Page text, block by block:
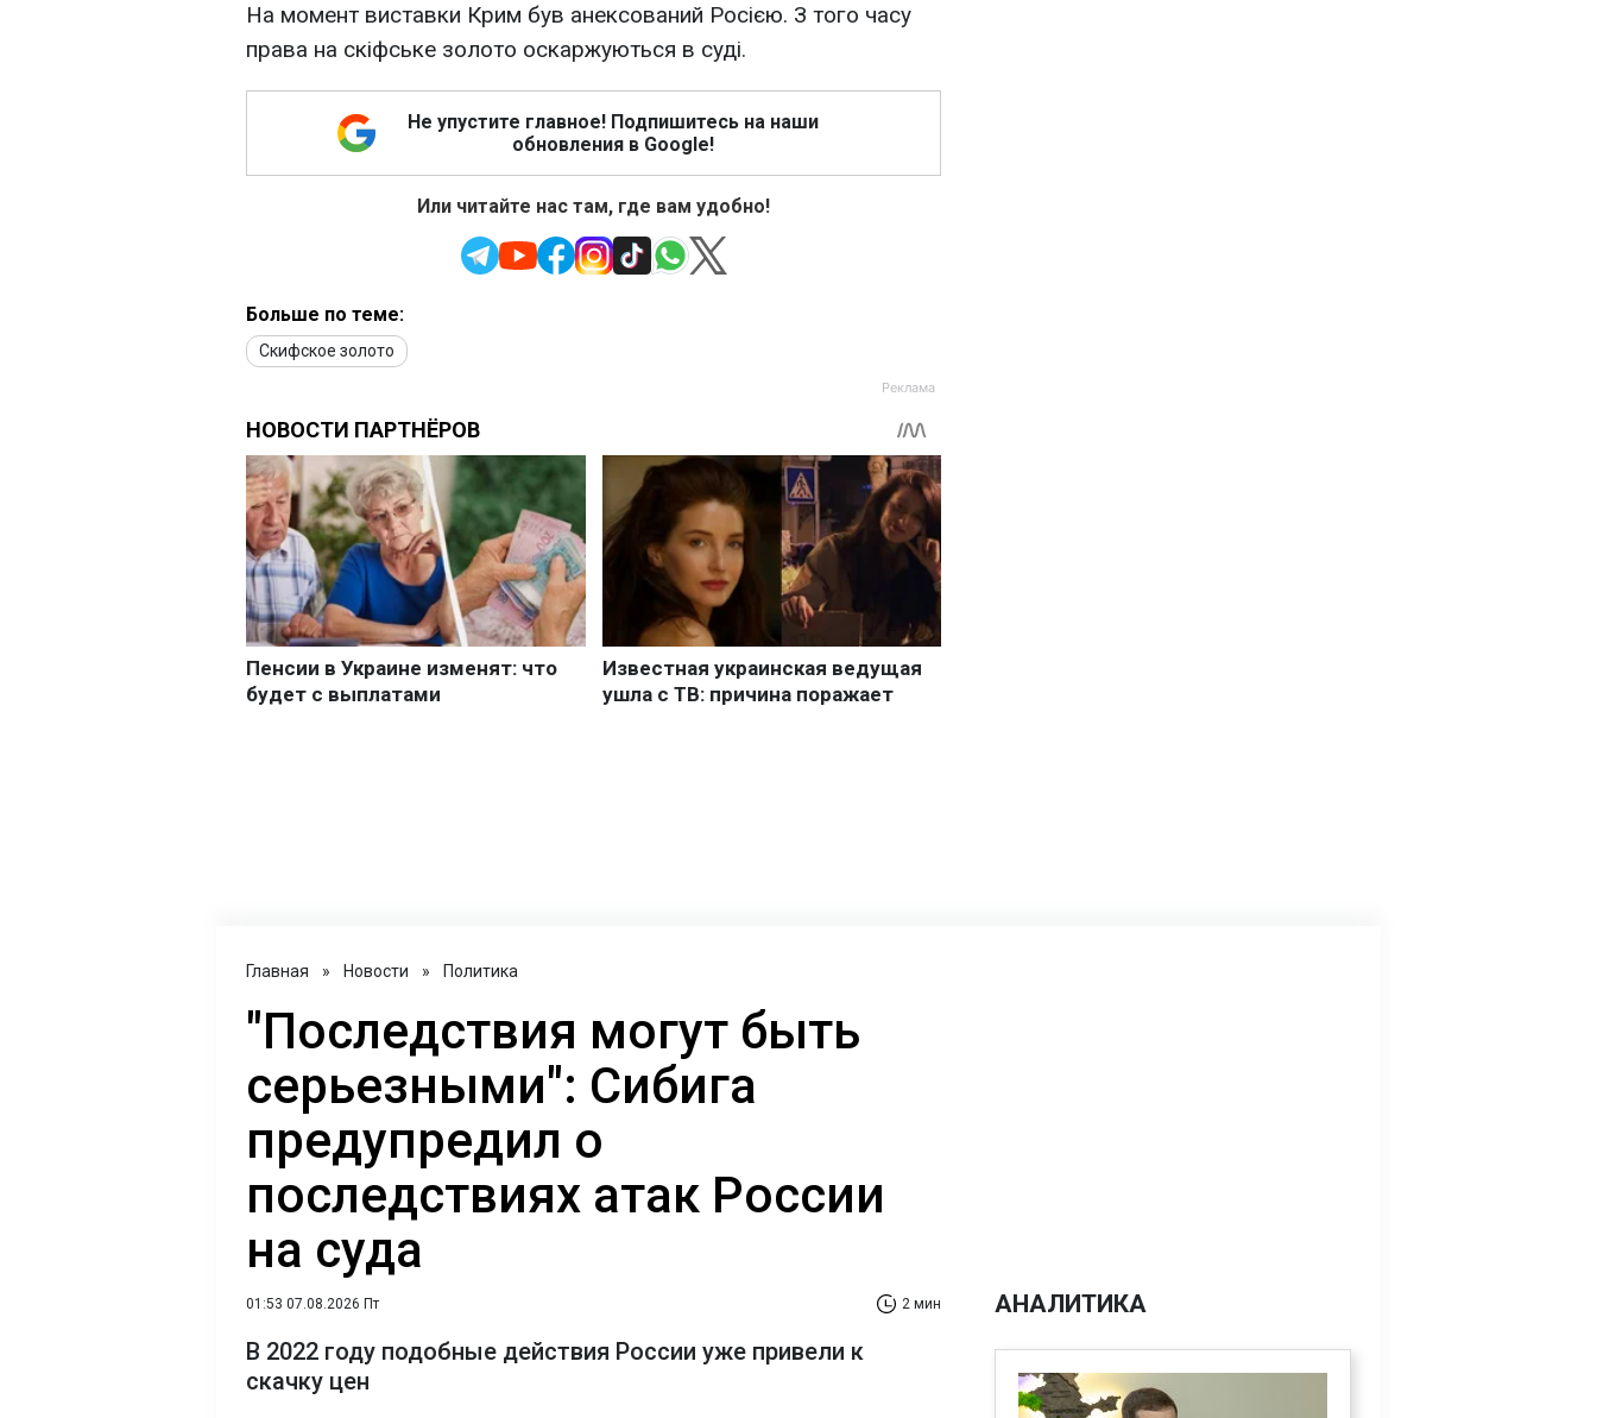
На момент виставки Крим був анексований Росією. З того часу
права на скіфське золото оскаржуються в суді.
Не упустите главное! Подпишитесь на наши
обновления в Google!
Или читайте нас там, где вам удобно!
Больше по теме:
Скифское золото
Главная » Новости » Политика
"Последствия могут быть
серьезными": Сибига
предупредил о
последствиях атак России
на суда
01:53 07.08.2026 Пт 2 мин
В 2022 году подобные действия России уже привели к
скачку цен
АНАЛИТИКА